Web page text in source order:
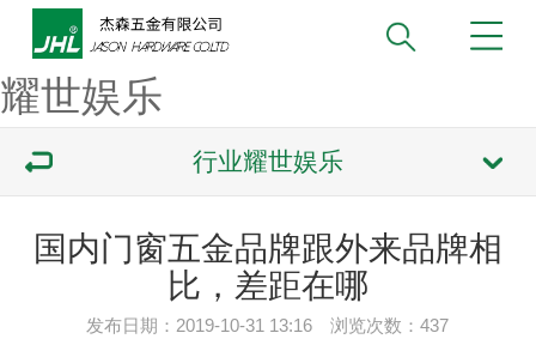
耀世娱乐
行业耀世娱乐
国内门窗五金品牌跟外来品牌相
比，差距在哪
发布日期：2019-10-31 13:16 浏览次数：437